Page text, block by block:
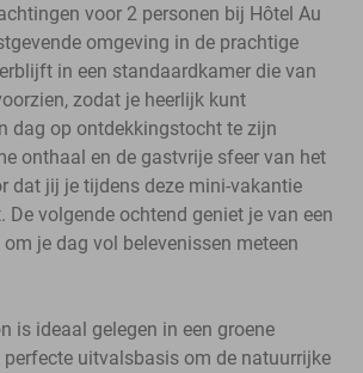
voor 2 personen bij Hôtel Au
omgeving in de prachtige
in een standaardkamer die van
zodat je heerlijk kunt
dag op ontdekkingstocht te zijn
onthaal en de gastvrije sfeer van het
dat jij je tijdens deze mini-vakantie
De volgende ochtend geniet je van een
je dag vol belevenissen meteen
is ideaal gelegen in een groene
perfecte uitvalsbasis om de natuurrijke